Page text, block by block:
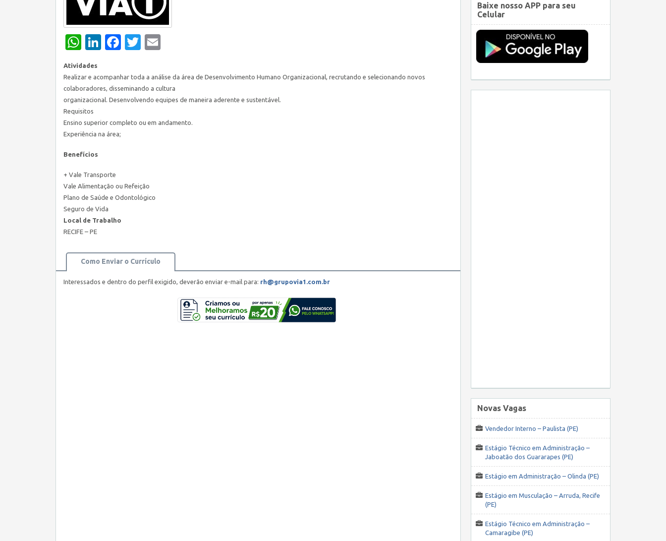
WhatsApp
LinkedIn
Facebook
Twitter
Atividades
Realizar e acompanhar toda a análise da área de Desenvolvimento Humano Organizacional, recrutando e selecionando novos
colaboradores, disseminando a cultura
organizacional. Desenvolvendo equipes de maneira aderente e sustentável.
Requisitos
Ensino superior completo ou em andamento.
Experiência na área;
Benefícios
+ Vale Transporte
Vale Alimentação ou Refeição
Plano de Saúde e Odontológico
Seguro de Vida
Local de Trabalho
RECIFE – PE
Como Enviar o Currículo
Interessados e dentro do perfil exigido, deverão enviar e-mail para: rh@grupovia1.com.br
Baixe nosso APP para seu
Celular
Novas Vagas
Vendedor Interno – Paulista (PE)
Estágio Técnico em Administração –
Jaboatão dos Guararapes (PE)
Estágio em Administração – Olinda (PE)
Estágio em Musculação – Arruda, Recife
(PE)
Estágio Técnico em Administração –
Camaragibe (PE)